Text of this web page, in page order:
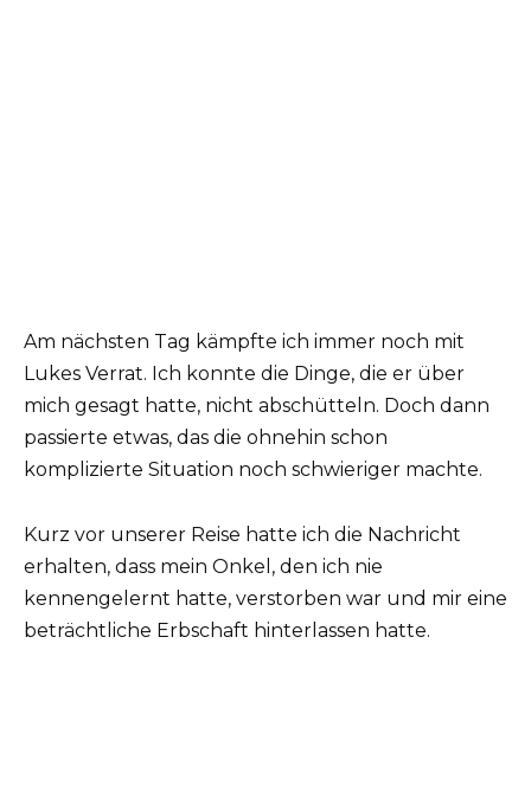
Am nächsten Tag kämpfte ich immer noch mit
Lukes Verrat. Ich konnte die Dinge, die er über
mich gesagt hatte, nicht abschütteln. Doch dann
passierte etwas, das die ohnehin schon
komplizierte Situation noch schwieriger machte.
Kurz vor unserer Reise hatte ich die Nachricht
erhalten, dass mein Onkel, den ich nie
kennengelernt hatte, verstorben war und mir eine
beträchtliche Erbschaft hinterlassen hatte.